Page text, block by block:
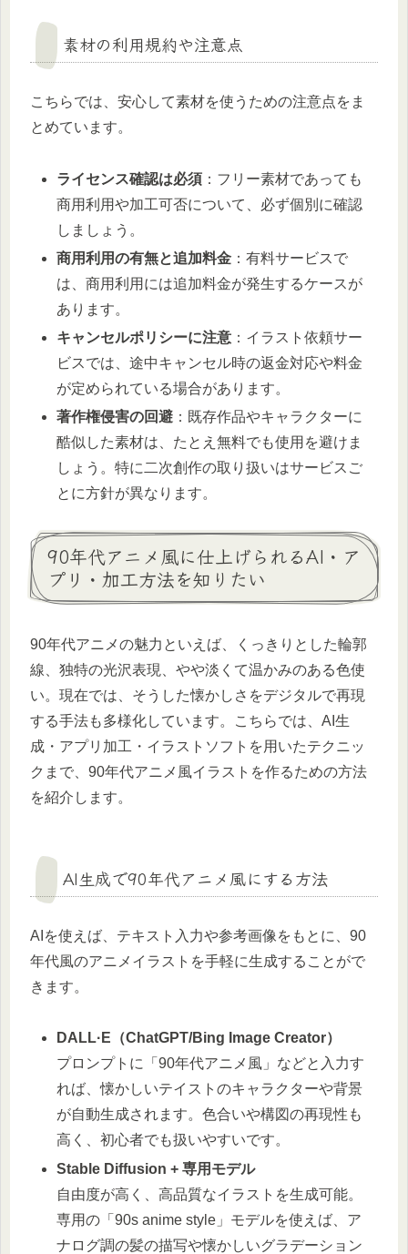
素材の利用規約や注意点
こちらでは、安心して素材を使うための注意点をま
とめています。
ライセンス確認は必須 ：フリー素材であっても
商用利用や加工可否について、必ず個別に確認
しましょう。
商用利用の有無と追加料金 ：有料サービスで
は、商用利用には追加料金が発生するケースが
あります。
キャンセルポリシーに注意 ：イラスト依頼サー
ビスでは、途中キャンセル時の返金対応や料金
が定められている場合があります。
著作権侵害の回避 ：既存作品やキャラクターに
酷似した素材は、たとえ無料でも使用を避けま
しょう。特に二次創作の取り扱いはサービスご
とに方針が異なります。
90年代アニメ風に仕上げられるAI・ア
プリ・加工方法を知りたい
90年代アニメの魅力といえば、くっきりとした輪郭
線、独特の光沢表現、やや淡くて温かみのある色使
い。現在では、そうした懐かしさをデジタルで再現
する手法も多様化しています。こちらでは、AI生
成・アプリ加工・イラストソフトを用いたテクニッ
クまで、90年代アニメ風イラストを作るための方法
を紹介します。
AI生成で90年代アニメ風にする方法
AIを使えば、テキスト入力や参考画像をもとに、90
年代風のアニメイラストを手軽に生成することがで
きます。
DALL·E（ChatGPT/Bing Image Creator）
プロンプトに「90年代アニメ風」などと入力す
れば、懐かしいテイストのキャラクターや背景
が自動生成されます。色合いや構図の再現性も
高く、初心者でも扱いやすいです。
Stable Diffusion + 専用モデル
自由度が高く、高品質なイラストを生成可能。
専用の「90s anime style」モデルを使えば、ア
ナログ調の髪の描写や懐かしいグラデーション